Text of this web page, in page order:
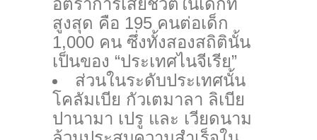
อัตราการเสียชีวิตในเด็กที่
สูงสุด คือ 195 คนต่อเด็ก
1,000 คน ซึ่งทั้งสองสถิตินั้น
เป็นของ “ประเทศไนจีเรีย”
ส่วนในระดับประเทศนั้น
โคลัมเบีย กัวเตมาลา ลิเบีย
ปานามา เปรู และ เวียดนาม